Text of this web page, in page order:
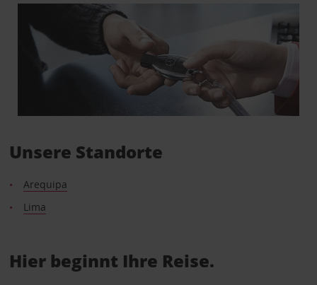
Unsere Standorte
Arequipa
Lima
Hier beginnt Ihre Reise.